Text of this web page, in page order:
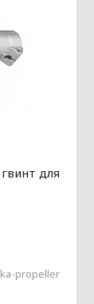
для
propeller